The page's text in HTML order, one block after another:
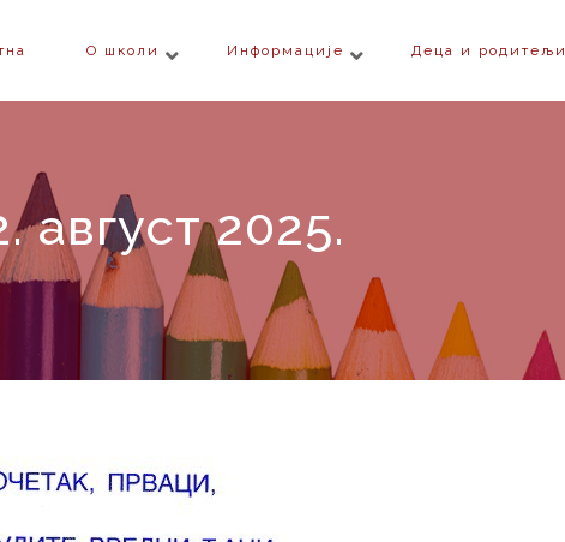
О школи Информације Деца и родитељи
август 2025.